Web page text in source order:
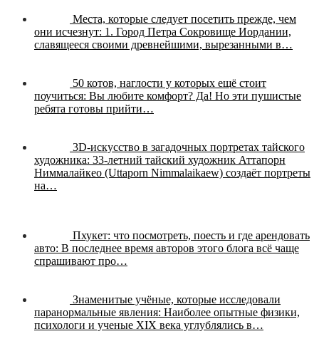
Места, которые следует посетить прежде, чем
они исчезнут: 1. Город Петра Сокровище Иордании,
славящееся своими древнейшими, вырезанными в…
50 котов, наглости у которых ещё стоит
поучиться: Вы любите комфорт? Да! Но эти пушистые
ребята готовы прийти…
3D-искусство в загадочных портретах тайского
художника: 33-летний тайский художник Аттапорн
Ниммалайкео (Uttaporn Nimmalaikaew) создаёт портреты
на…
Пхукет: что посмотреть, поесть и где арендовать
авто: В последнее время авторов этого блога всё чаще
спрашивают про…
Знаменитые учёные, которые исследовали
паранормальные явления: Наиболее опытные физики,
психологи и ученые XIX века углублялись в…